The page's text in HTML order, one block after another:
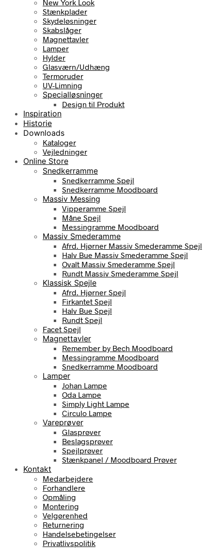
New York Look
Stænkplader
Skydeløsninger
Skabslåger
Magnettavler
Lamper
Hylder
Glasværn/Udhæng
Termoruder
UV-Limning
Specialløsninger
Design til Produkt
Inspiration
Historie
Downloads
Kataloger
Vejledninger
Online Store
Snedkerramme
Snedkerramme Spejl
Snedkerramme Moodboard
Massiv Messing
Vipperamme Spejl
Måne Spejl
Messingramme Moodboard
Massiv Smederamme
Afrd. Hjørner Massiv Smederamme Spejl
Halv Bue Massiv Smederamme Spejl
Ovalt Massiv Smederamme Spejl
Rundt Massiv Smederamme Spejl
Klassisk Spejle
Afrd. Hjørner Spejl
Firkantet Spejl
Halv Bue Spejl
Rundt Spejl
Facet Spejl
Magnettavler
Remember by Bech Moodboard
Messingramme Moodboard
Snedkerramme Moodboard
Lamper
Johan Lampe
Oda Lampe
Simply Light Lampe
Circulo Lampe
Vareprøver
Glasprøver
Beslagsprøver
Spejlprøver
Stænkpanel / Moodboard Prøver
Kontakt
Medarbejdere
Forhandlere
Opmåling
Montering
Velgørenhed
Returnering
Handelsebetingelser
Privatlivspolitik